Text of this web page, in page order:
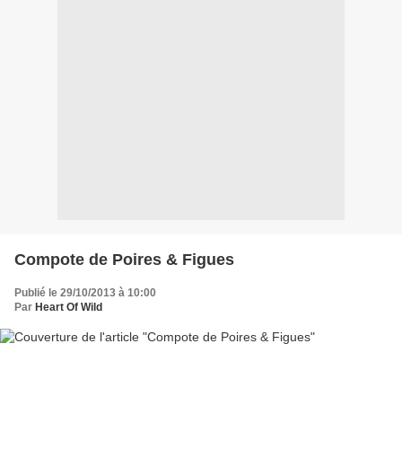
Compote de Poires & Figues
Publié le 29/10/2013 à 10:00
Par Heart Of Wild